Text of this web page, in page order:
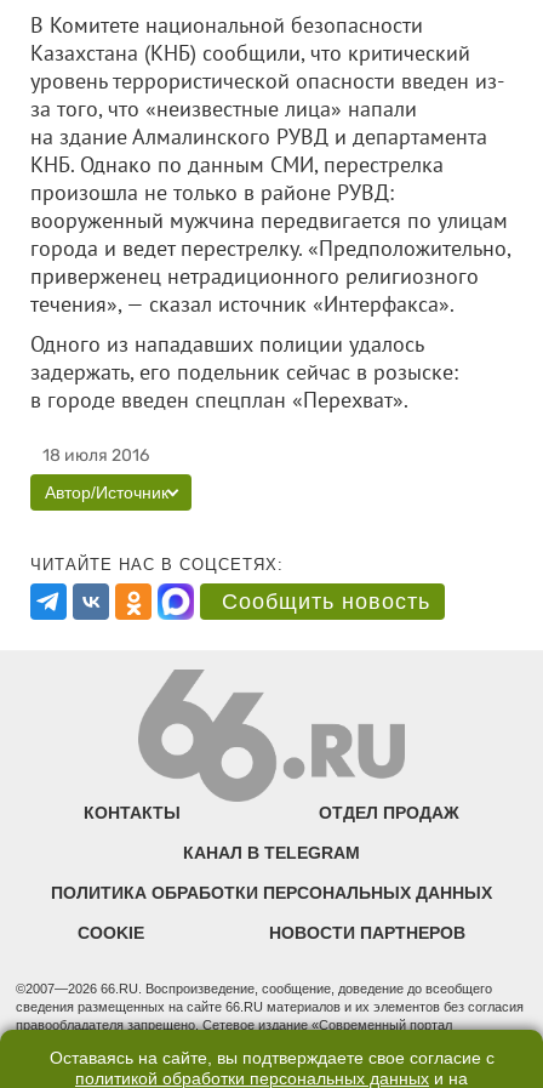
В Комитете национальной безопасности
Казахстана (КНБ) сообщили, что критический
уровень террористической опасности введен из-
за того, что «неизвестные лица» напали
на здание Алмалинского РУВД и департамента
КНБ. Однако по данным СМИ, перестрелка
произошла не только в районе РУВД:
вооруженный мужчина передвигается по улицам
города и ведет перестрелку. «Предположительно,
приверженец нетрадиционного религиозного
течения», — сказал источник «Интерфакса».
Одного из нападавших полиции удалось
задержать, его подельник сейчас в розыске:
в городе введен спецплан «Перехват».
18 июля 2016
Автор/Источник
ЧИТАЙТЕ НАС В СОЦСЕТЯХ:
Сообщить новость
КОНТАКТЫ ОТДЕЛ ПРОДАЖ
КАНАЛ В TELEGRAM
ПОЛИТИКА ОБРАБОТКИ ПЕРСОНАЛЬНЫХ ДАННЫХ
COOKIE НОВОСТИ ПАРТНЕРОВ
©2007—2026 66.RU. Воспроизведение, сообщение, доведение до всеобщего
сведения размещенных на сайте 66.RU материалов и их элементов без согласия
правообладателя запрещено. Сетевое издание «Современный портал
надзору в сфере связи, информационных технологий и массовых коммуникаций
(Роскомнадзор). Регистрационный номер ЭЛ № ФС 77 - 76634 от 02.09.2019
Оставаясь на сайте, вы подтверждаете свое согласие с
политикой обработки персональных данных и на